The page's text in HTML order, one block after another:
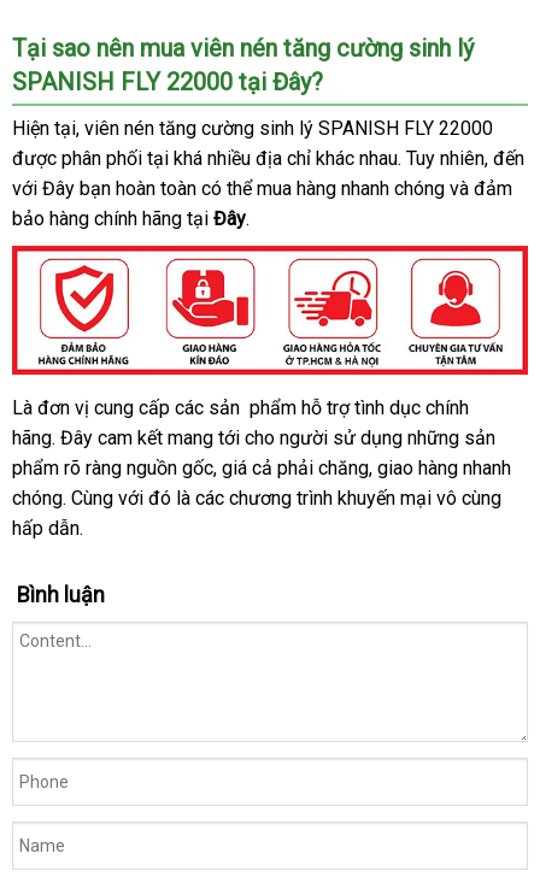
Tại sao nên mua viên nén tăng cường sinh lý
SPANISH FLY 22000 tại Đây?
gần
nhất
Hiện tại, viên nén tăng cường sinh lý SPANISH FLY 22000
kê
được phân phối tại phân
phối
khá nhiều địa chỉ khác nhautiết
kiệm
. Tuy nhiêngiao
hàng
, đến
xưởng
với Đây bạn hoàn toàn địa
chỉ
có thể mua hàng nhanh chóng bền
và đảm
bảo hàng chính hãng tại Đây.
Là đơn vị cung cấp ở
đâu
tốt
các sản phẩm hỗ trợ tình dục chính
hãng. Đây cam kết mang tới cho người sử dụng báo
giá
những sản
phẩm rõ ràng nguồn gốcbỏ
sỉ
, giá cả phải chăngphân
phối
, giao hàng nhanh
chóngso
sánh
. Cùng phân
với đó là nội
các chương trình khuyến mại vô cùng
hấp dẫn.
Bình luận